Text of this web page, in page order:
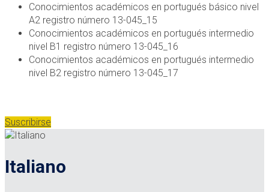
Conocimientos académicos en portugués básico nivel
A2 registro número 13-045_15
Conocimientos académicos en portugués intermedio
nivel B1 registro número 13-045_16
Conocimientos académicos en portugués intermedio
nivel B2 registro número 13-045_17
Suscribirse
Italiano